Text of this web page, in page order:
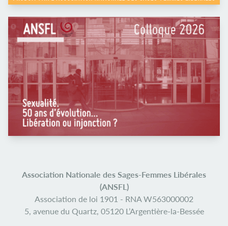
Association Nationale des Sages-Femmes Libérales
(ANSFL)
Association de loi 1901 - RNA W563000002
5, avenue du Quartz, 05120 L’Argentière-la-Bessée